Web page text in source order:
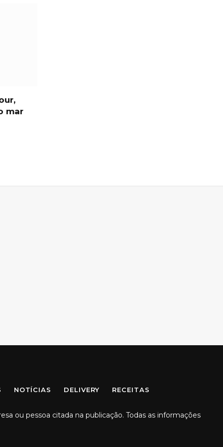
mar
NOTÍCIAS DELIVERY RECEITAS
ou pessoa citada na publicação. Todas as informações